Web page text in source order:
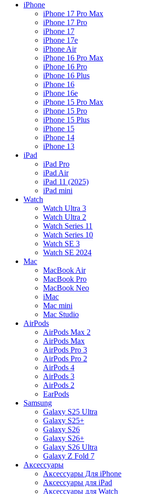
iPhone
iPhone 17 Pro Max
iPhone 17 Pro
iPhone 17
iPhone 17e
iPhone Air
iPhone 16 Pro Max
iPhone 16 Pro
iPhone 16 Plus
iPhone 16
iPhone 16e
iPhone 15 Pro Max
iPhone 15 Pro
iPhone 15 Plus
iPhone 15
iPhone 14
iPhone 13
iPad
iPad Pro
iPad Air
iPad 11 (2025)
iPad mini
Watch
Watch Ultra 3
Watch Ultra 2
Watch Series 11
Watch Series 10
Watch SE 3
Watch SE 2024
Mac
MacBook Air
MacBook Pro
MacBook Neo
iMac
Mac mini
Mac Studio
AirPods
AirPods Max 2
AirPods Max
AirPods Pro 3
AirPods Pro 2
AirPods 4
AirPods 3
AirPods 2
EarPods
Samsung
Galaxy S25 Ultra
Galaxy S25+
Galaxy S26
Galaxy S26+
Galaxy S26 Ultra
Galaxy Z Fold 7
Аксессуары
Аксессуары Для iPhone
Аксессуары для iPad
Аксессуары для Watch